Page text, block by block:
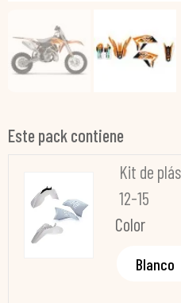
Este pack contiene
Kit de
12-15
Color